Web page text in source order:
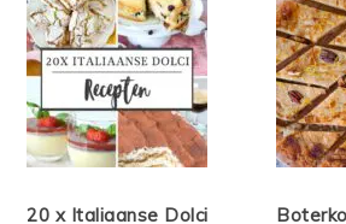
20 x Italiaanse Dolci